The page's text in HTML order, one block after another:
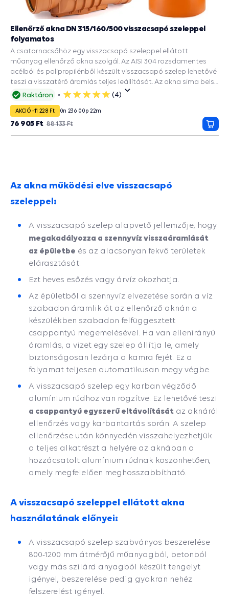
Raktáron
5
(4)
Ellenőrző akna DN 315/160/500 visszacsapó szeleppel
folyamatos
A csatornacsőhöz egy visszacsapó szeleppel ellátott
műanyag ellenőrző akna szolgál. Az AISI 304 rozsdamentes
acélból és polipropilénből készült visszacsapó szelep lehetővé
teszi a visszatérő áramlás teljes leállítását. Az akna sima belső
felülete megakadályozza a cső belsejében lerakódott
épületekről. A DN 315 tengely bordázott alja 2 DN 160
bemenettel rendelkezik. Ez biztosítja a merevséget és a
talajnyomással szembeni ellenállást. A csomag tartalmaz
AKCIÓ -11 228 Ft 0n 23ó 00p 21m
88 133 Ft
76 905 Ft
Az akna működési elve visszacsapó
szeleppel:
A visszacsapó szelep alapvető jellemzője, hogy
megakadályozza a szennyvíz visszaáramlását
az épületbe és az alacsonyan fekvő területek
elárasztását.
Ezt heves esőzés vagy árvíz okozhatja.
Az épületből a szennyvíz elvezetése során a víz
szabadon áramlik át az ellenőrző aknán a
készülékben szabadon felfüggesztett
csappantyú megemelésével. Ha van ellenirányú
áramlás, a vizet egy szelep állítja le, amely
biztonságosan lezárja a kamra fejét. Ez a
folyamat teljesen automatikusan megy végbe.
A visszacsapó szelep egy karban végződő
alumínium rúdhoz van rögzítve. Ez lehetővé teszi
a csappantyú egyszerű eltávolítását az aknáról
ellenőrzés vagy karbantartás során. A szelep
ellenőrzése után könnyedén visszahelyezhetjük
a teljes alkatrészt a helyére az aknában a
hozzácsatolt alumínium rúdnak köszönhetően,
amely megfelelően meghosszabbítható.
A visszacsapó szeleppel ellátott akna
használatának előnyei:
A visszacsapó szelep szabványos beszerelése
800-1200 mm átmérőjű műanyagból, betonból
vagy más szilárd anyagból készült tengelyt
igényel, beszerelése pedig gyakran nehéz
felszerelést igényel.